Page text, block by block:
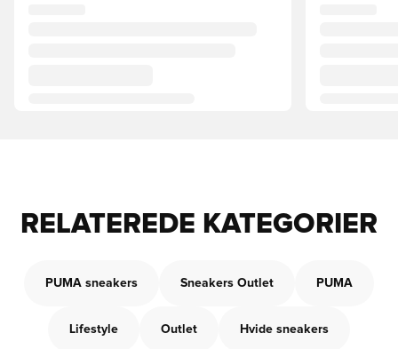
RELATEREDE KATEGORIER
PUMA sneakers Sneakers Outlet PUMA
Lifestyle Outlet Hvide sneakers